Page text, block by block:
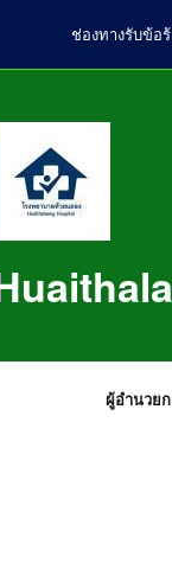
ช่องทางรับข้อ
ากฏการ
ยแพร่บน
ผู้อำนวย